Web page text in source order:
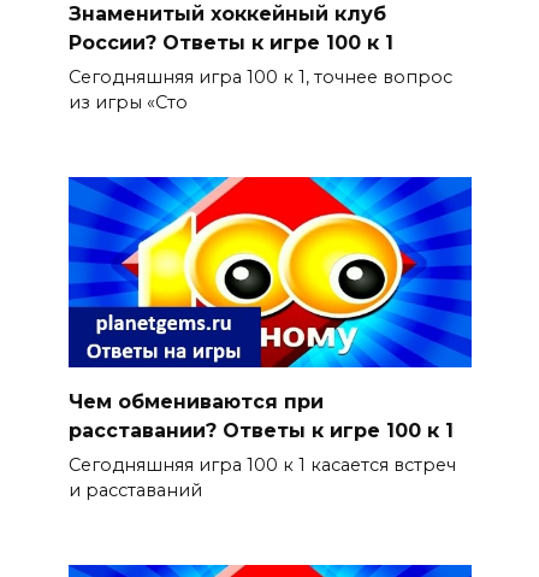
Знаменитый хоккейный клуб
России? Ответы к игре 100 к 1
Сегодняшняя игра 100 к 1, точнее вопрос
из игры «Сто
Чем обмениваются при
расставании? Ответы к игре 100 к 1
Сегодняшняя игра 100 к 1 касается встреч
и расставаний